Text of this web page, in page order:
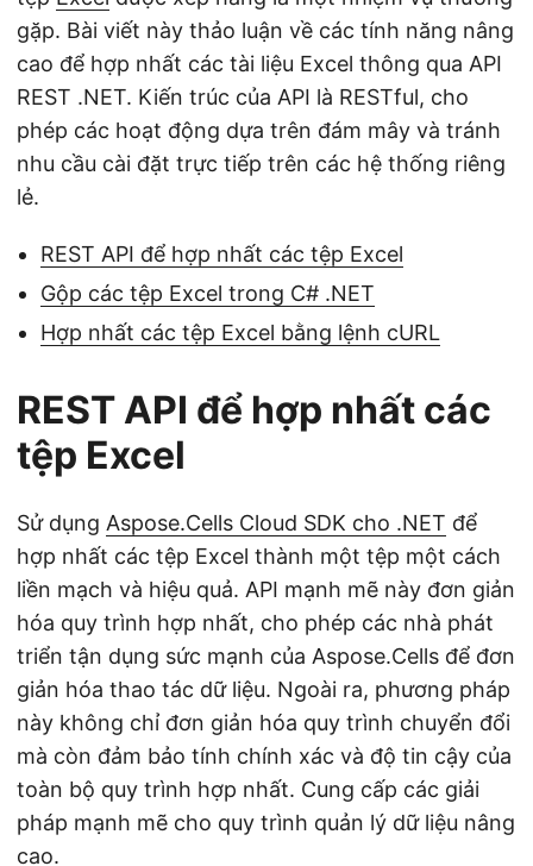
gặp. Bài viết này thảo luận về các tính năng nâng
cao để hợp nhất các tài liệu Excel thông qua API
REST .NET. Kiến trúc của API là RESTful, cho
phép các hoạt động dựa trên đám mây và tránh
nhu cầu cài đặt trực tiếp trên các hệ thống riêng
lẻ.
REST API để hợp nhất các tệp Excel
Gộp các tệp Excel trong C# .NET
Hợp nhất các tệp Excel bằng lệnh cURL
REST API để hợp nhất các
tệp Excel
Sử dụng Aspose.Cells Cloud SDK cho .NET để
hợp nhất các tệp Excel thành một tệp một cách
liền mạch và hiệu quả. API mạnh mẽ này đơn giản
hóa quy trình hợp nhất, cho phép các nhà phát
triển tận dụng sức mạnh của Aspose.Cells để đơn
giản hóa thao tác dữ liệu. Ngoài ra, phương pháp
này không chỉ đơn giản hóa quy trình chuyển đổi
mà còn đảm bảo tính chính xác và độ tin cậy của
toàn bộ quy trình hợp nhất. Cung cấp các giải
pháp mạnh mẽ cho quy trình quản lý dữ liệu nâng
cao.